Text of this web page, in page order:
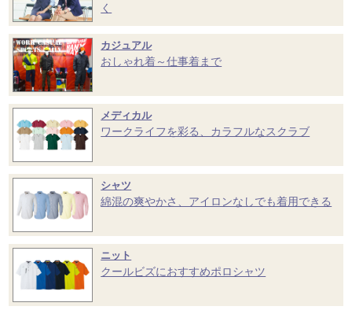
く
カジュアル
おしゃれ着～仕事着まで
メディカル
ワークライフを彩る、カラフルなスクラブ
シャツ
綿混の爽やかさ、アイロンなしでも着用できる
ニット
クールビズにおすすめポロシャツ